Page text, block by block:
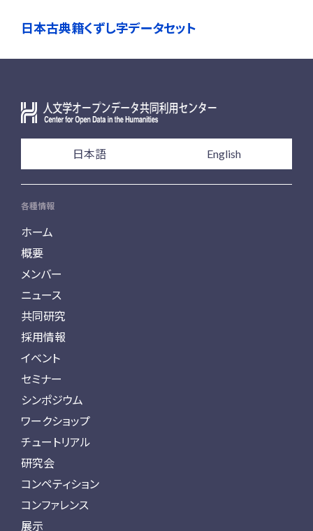
日本古典籍くずし字データセット
日本語 English
各種情報
ホーム
概要
メンバー
ニュース
共同研究
採用情報
イベント
セミナー
シンポジウム
ワークショップ
チュートリアル
研究会
コンペティション
コンファレンス
展示